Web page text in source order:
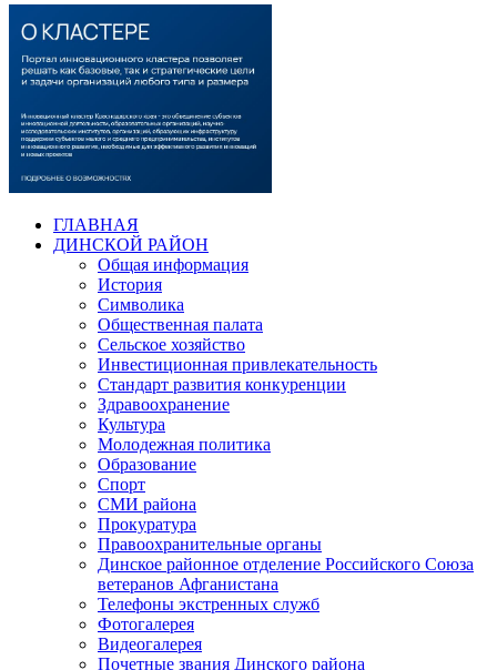
ГЛАВНАЯ
ДИНСКОЙ РАЙОН
Общая информация
История
Символика
Общественная палата
Сельское хозяйство
Инвестиционная привлекательность
Стандарт развития конкуренции
Здравоохранение
Культура
Молодежная политика
Образование
Спорт
СМИ района
Прокуратура
Правоохранительные органы
Динское районное отделение Российского Союза
ветеранов Афганистана
Телефоны экстренных служб
Фотогалерея
Видеогалерея
Почетные звания Динского района